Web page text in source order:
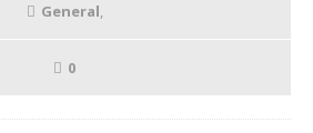
General,
0